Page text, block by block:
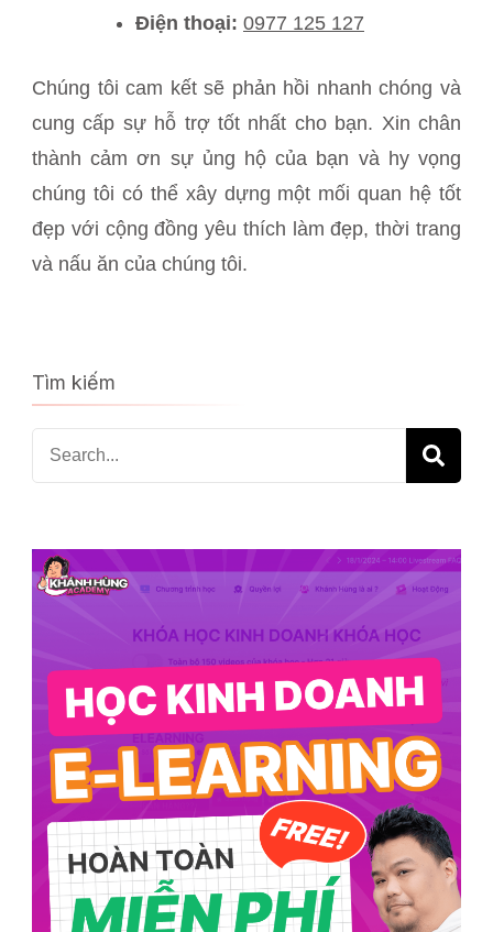
Điện thoại: 0977 125 127
Chúng tôi cam kết sẽ phản hồi nhanh chóng và
cung cấp sự hỗ trợ tốt nhất cho bạn. Xin chân
thành cảm ơn sự ủng hộ của bạn và hy vọng
chúng tôi có thể xây dựng một mối quan hệ tốt
đẹp với cộng đồng yêu thích làm đẹp, thời trang
và nấu ăn của chúng tôi.
Tìm kiếm
Search
for: